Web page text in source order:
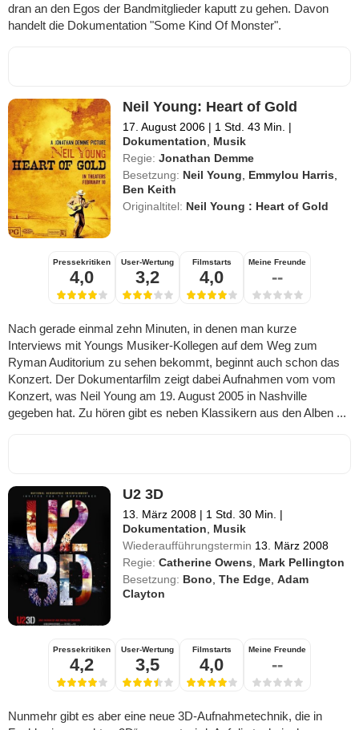
dran an den Egos der Bandmitglieder kaputt zu gehen. Davon
handelt die Dokumentation "Some Kind Of Monster".
Neil Young: Heart of Gold
17. August 2006 | 1 Std. 43 Min. |
Dokumentation, Musik
Regie: Jonathan Demme
Besetzung: Neil Young, Emmylou Harris,
Ben Keith
Originaltitel: Neil Young : Heart of Gold
Pressekritiken
4,0
User-Wertung
3,2
Filmstarts
4,0
Meine Freunde
--
Nach gerade einmal zehn Minuten, in denen man kurze
Interviews mit Youngs Musiker-Kollegen auf dem Weg zum
Ryman Auditorium zu sehen bekommt, beginnt auch schon das
Konzert. Der Dokumentarfilm zeigt dabei Aufnahmen vom vom
Konzert, was Neil Young am 19. August 2005 in Nashville
gegeben hat. Zu hören gibt es neben Klassikern aus den Alben ...
U2 3D
13. März 2008 | 1 Std. 30 Min. |
Dokumentation
Musik
Wiederaufführungstermin 13. März 2008
Regie: Catherine Owens
Mark Pellington
Besetzung: Bono ,The Edge ,Adam
Clayton
Pressekritiken
4,2
User-Wertung
3,5
Filmstarts
4,0
Meine Freunde
--
Nunmehr gibt es aber eine neue 3D-Aufnahmetechnik, die in